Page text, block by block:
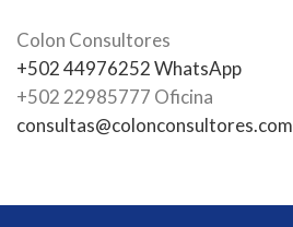
Colon Consultores
+502 44976252 WhatsApp
+502 22985777 Oficina
consultas@colonconsultores.com